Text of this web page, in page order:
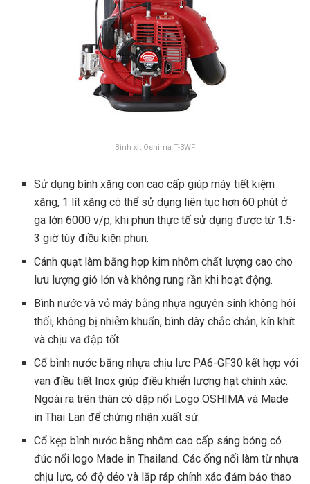
Bình xịt Oshima T-3WF
Sử dụng bình xăng con cao cấp giúp máy tiết kiệm
xăng, 1 lít xăng có thể sử dụng liên tục hơn 60 phút ở
ga lớn 6000 v/p, khi phun thực tế sử dụng được từ 1.5-
3 giờ tùy điều kiện phun.
Cánh quạt làm bằng hợp kim nhôm chất lượng cao cho
lưu lượng gió lớn và không rung rần khi hoạt động.
Bình nước và vỏ máy bằng nhựa nguyên sinh không hôi
thối, không bị nhiễm khuẩn, bình dày chắc chắn, kín khít
và chịu va đập tốt.
Cổ bình nước bằng nhựa chịu lực PA6-GF30 kết hợp với
van điều tiết Inox giúp điều khiển lượng hạt chính xác.
Ngoài ra trên thân có dập nổi Logo OSHIMA và Made
in Thai Lan để chứng nhận xuất sứ.
Cổ kẹp bình nước bằng nhôm cao cấp sáng bóng có
đúc nổi logo Made in Thailand. Các ống nối làm từ nhựa
chịu lực, có độ dẻo và lắp ráp chính xác đảm bảo thao